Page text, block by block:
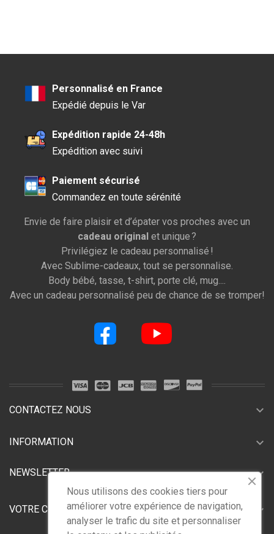
Personnalisé en France
Expédié depuis le Var
Expédition rapide 24-48h
Expédition avec suivi
Paiement sécurisé
Commandez en toute sérénité
Envie de faire plaisir et d’épater vos proches avec un
cadeau original et unique ?
Privilégiez le cadeau personnalisé !
Avec Sublime-cadeaux, tout se personnalise.
Body bébé, tasse, t-shirt, porte clé, mug....
Avec un cadeau personnalisé peu de chance de se tromper!
CONTACTEZ NOUS expand_more
INFORMATION expand_more
NEWSLETTER expand_more
VOTRE COMPTE expand_more
Nous utilisons des cookies tiers pour
améliorer votre expérience de navigation,
analyser le trafic du site et personnaliser